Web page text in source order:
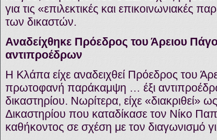
για τις «επιλεκτικές και επικοινωνιακές
των δικαστών.
Αναδείχθηκε Πρόεδρος του Άρειου
αντιπροέδρων
Η Κλάπα είχε αναδειχθεί Πρόεδρος του
πρωτοφανή παράκαμψη … έξι
δικαστηρίου. Νωρίτερα, είχε «διακριθεί»
Δικαστηρίου που καταδίκασε τον Νίκο
καθήκοντος σε σχέση με τον διαγωνισμό